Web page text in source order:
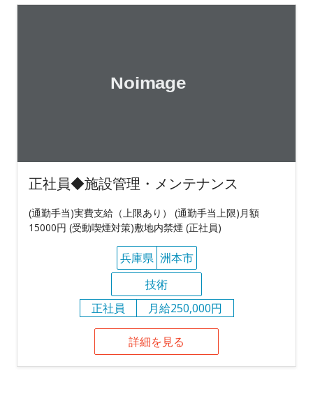
正社員◆施設管理・メンテナンス
(通勤手当)実費支給（上限あり） (通勤手当上限)月額
15000円 (受動喫煙対策)敷地内禁煙 (正社員)
兵庫県 洲本市
技術
正社員
月給250,000円
詳細を見る